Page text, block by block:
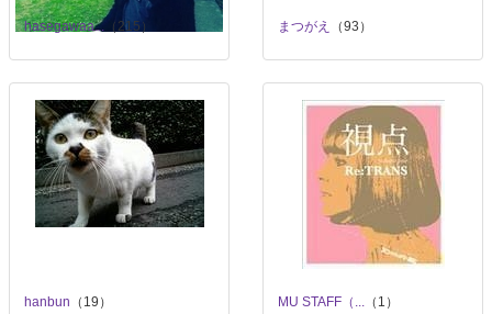
hasegawaa... （215） まつがえ （93）
hanbun （19） MU STAFF（... （1）